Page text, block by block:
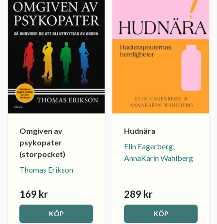
Omgiven av
psykopater
(storpocket)
Thomas Erikson
169 kr
KÖP
Hudnära
Elin Fagerberg,
AnnaKarin Wahlberg
289 kr
KÖP